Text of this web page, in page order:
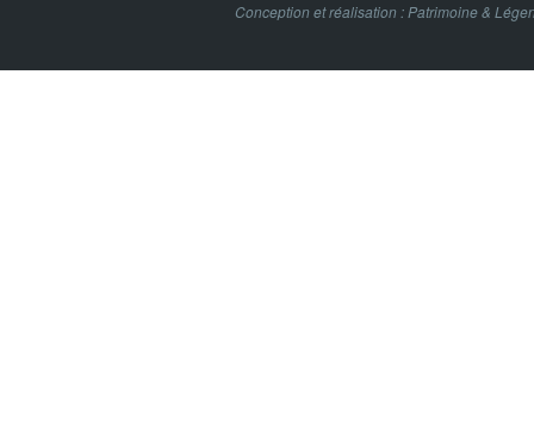
Conception et réalisation : Patrimoine &